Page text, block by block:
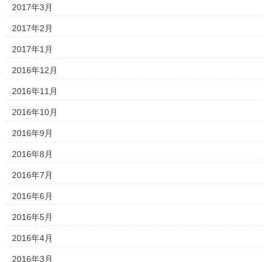
2017年3月
2017年2月
2017年1月
2016年12月
2016年11月
2016年10月
2016年9月
2016年8月
2016年7月
2016年6月
2016年5月
2016年4月
2016年3月